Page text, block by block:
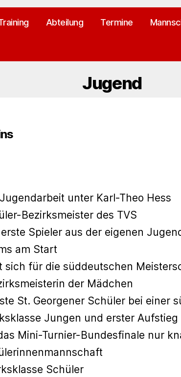
Abteilung Termine
Jugend
unter Karl-Theo Hess
Bezirksmeister des TVS
Spieler aus der eigenen
am Start
für die süddeutschen
der Mädchen
St. Georgener Schüler bei einer
Jungen und erster Aufstieg
Mini-Turnier-Bundesfinale nur
Schüler